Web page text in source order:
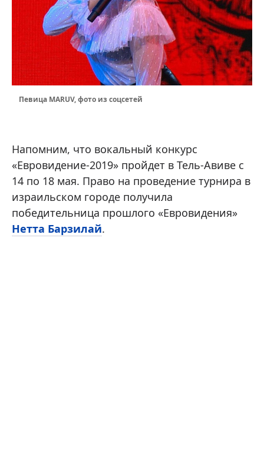
Певица MARUV, фото из соцсетей
Напомним, что вокальный конкурс
«Евровидение-2019» пройдет в Тель-Авиве с
14 по 18 мая. Право на проведение турнира в
израильском городе получила
победительница прошлого «Евровидения»
Нетта Барзилай.